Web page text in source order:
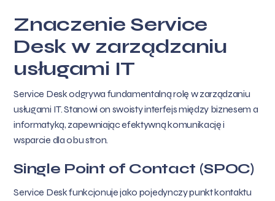
Znaczenie Service
Desk w zarządzaniu
usługami IT
Service Desk odgrywa fundamentalną rolę w zarządzaniu
usługami IT. Stanowi on swoisty interfejs między biznesem a
informatyką, zapewniając efektywną komunikację i
wsparcie dla obu stron.
Single Point of Contact (SPOC)
Service Desk funkcjonuje jako pojedynczy punkt kontaktu